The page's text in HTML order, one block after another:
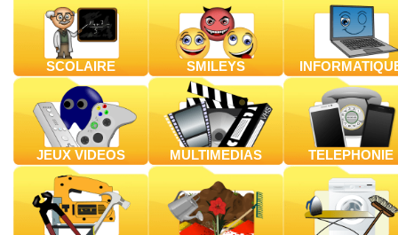
SCOLAIRE SMILEYS
JEUX VIDEOS MULTIMEDIAS TELEPHONIE